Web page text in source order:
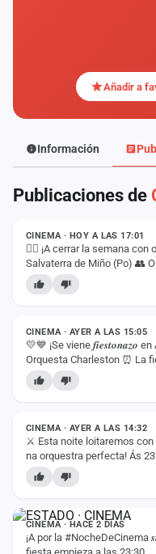
Añadir a
Información
Publicaciones de
ESTADO
CINEMA · HOY A LAS 17:01
❤️‍🔥 ¡A cerrar la semana
Salvaterra de Miño (Po) 👥
empieza a las 22:30
CINEMA · AYER A LAS 15:05
💛💙 ¡Se viene 𝒇𝒊𝒆𝒔𝒕𝒐𝒏𝒂𝒛𝒐
Orquesta Charleston ⏰ La
CINEMA · AYER A LAS 14:32
⚔️ Esta noite loitaremos con
na orquestra perfecta! Ás
CINEMA · HACE 2 DÍAS
¡A por la #NocheDeCinema
Componentes
Fichajes
Agencias
Rankings
Vídeos
Anuncios
sesión
Crear
cuenta
Contacto